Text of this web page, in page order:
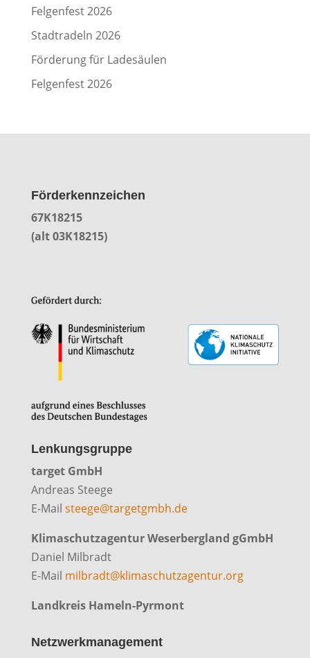
Felgenfest 2026
Stadtradeln 2026
Förderung für Ladesäulen
Felgenfest 2026
Förderkennzeichen
67K18215
(alt 03K18215)
Lenkungsgruppe
target GmbH
Andreas Steege
E-Mail steege@targetgmbh.de
Klimaschutzagentur Weserbergland gGmbH
Daniel Milbradt
E-Mail milbradt@klimaschutzagentur.org
Landkreis Hameln-Pyrmont
Netzwerkmanagement